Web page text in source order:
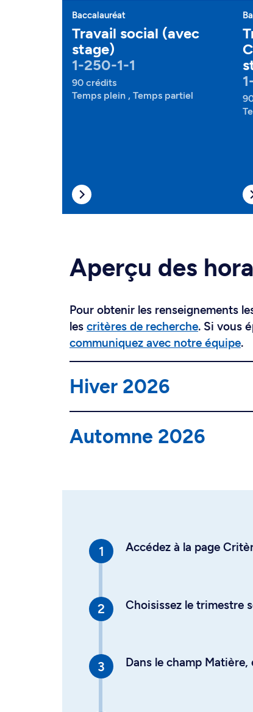
Baccalauréat
Travail social (avec
stage)
1-250-1-1
90 crédits
Temps plein , Temps partiel
Aperçu des
Pour obtenir les renseignements
les critères de recherche. Si vous
communiquez avec notre équipe.
Hiver 2026
Automne 2026
Accédez à la page
Choisissez le trimestre
Dans le champ